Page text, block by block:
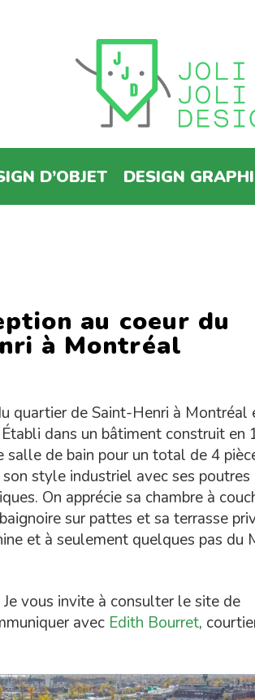
D’OBJET DESIGN
au coeur du
à Montréal
quartier de Saint-Henri à Montréal
dans un bâtiment construit en
salle de bain pour un total de 4
style industriel avec ses poutres
On apprécie sa chambre à
sur pattes et sa terrasse
et à seulement quelques pas du
vous invite à consulter le site de
avec Edith Bourret,